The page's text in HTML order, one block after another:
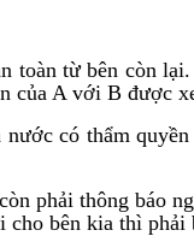
toàn từ bên còn
của A với B được
có thẩm
phải thông báo
cho bên kia thì